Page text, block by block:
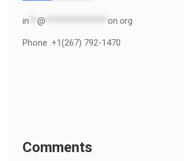
in @ on.org
Phone .+1(267) 792-1470
Comments